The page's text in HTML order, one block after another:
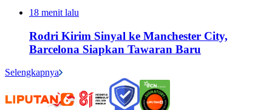
18 menit lalu
Rodri Kirim Sinyal ke Manchester City,
Barcelona Siapkan Tawaran Baru
Selengkapnya